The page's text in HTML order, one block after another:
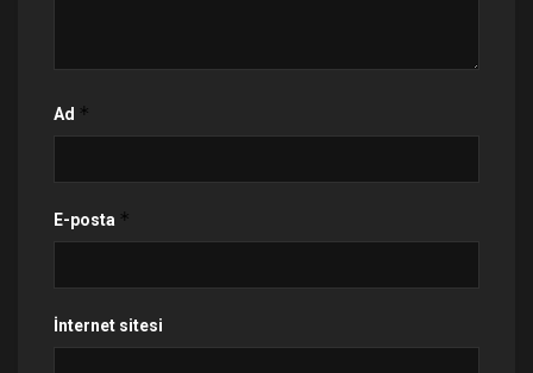
Ad *
E-posta *
İnternet sitesi